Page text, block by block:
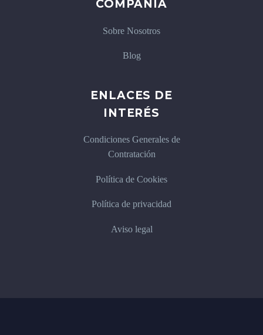
COMPAÑÍA
Sobre Nosotros
Blog
ENLACES DE
INTERÉS
Condiciones Generales de
Contratación
Política de Cookies
Política de privacidad
Aviso legal